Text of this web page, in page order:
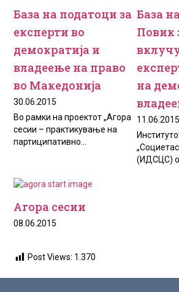
База на податоци за
експерти во
демократија и
владеење на право
во Македонија
30.06.2015
Во рамки на проектот „Агора
сесии – практикување на
партиципативно...
База
Повик
на
11.06.2015
(ИДСЦС)
Агора сесии
08.06.2015
Post Views: 1.370